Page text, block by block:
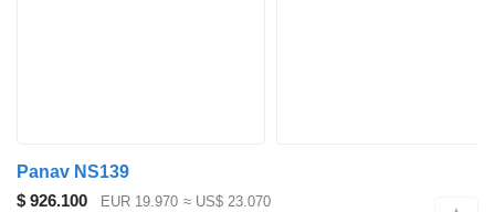
Panav NS139
$ 926.100
EUR 19.970 ≈ US$ 23.070